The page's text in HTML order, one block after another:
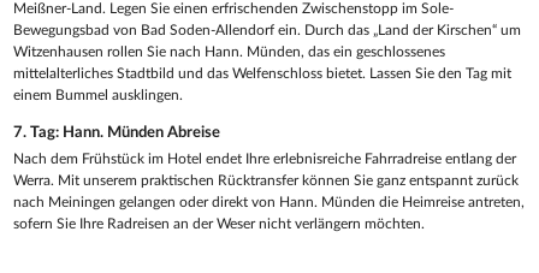
Meißner-Land. Legen Sie einen erfrischenden Zwischenstopp im Sole-
Bewegungsbad von Bad Soden-Allendorf ein. Durch das „Land der Kirschen“ um
Witzenhausen rollen Sie nach Hann. Münden, das ein geschlossenes
mittelalterliches Stadtbild und das Welfenschloss bietet. Lassen Sie den Tag mit
einem Bummel ausklingen.
7. Tag: Hann. Münden Abreise
Nach dem Frühstück im Hotel endet Ihre erlebnisreiche Fahrradreise entlang der
Werra. Mit unserem praktischen Rücktransfer können Sie ganz entspannt zurück
nach Meiningen gelangen oder direkt von Hann. Münden die Heimreise antreten,
sofern Sie Ihre Radreisen an der Weser nicht verlängern möchten.